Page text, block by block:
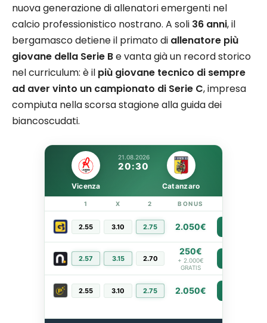
nuova generazione di allenatori emergenti nel
calcio professionistico nostrano. A soli 36 anni, il
bergamasco detiene il primato di allenatore più
giovane della Serie Be vanta già un record storico
nel curriculum: è il più giovane tecnico di sempre
ad aver vinto un campionato di Serie C, impresa
compiuta nella scorsa stagione alla guida dei
biancoscudati.​
21.08.2026
20:30
Vicenza Catanzaro
1 X 2 BONUS
2.55 3.10 2.75 2.050€
2.57 3.15 2.70
250€
+ 2.000€
GRATIS
2.55 3.10 2.75 2.050€